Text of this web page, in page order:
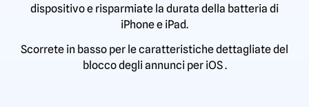
dispositivo e risparmiate la durata della batteria di
iPhone e iPad.
Scorrete in basso per le caratteristiche dettagliate del
blocco degli annunci per iOS .